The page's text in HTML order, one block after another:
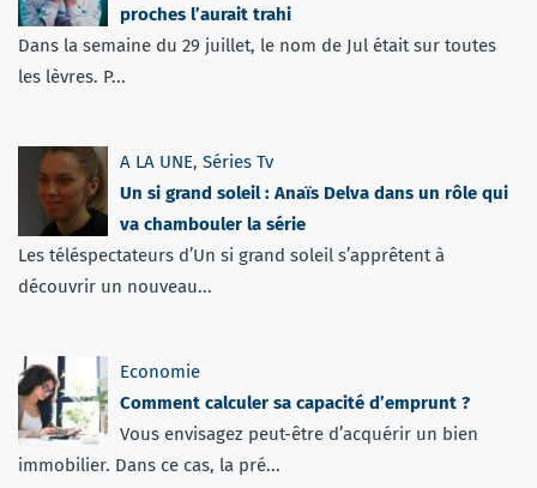
proches l’aurait trahi
Dans la semaine du 29 juillet, le nom de Jul était sur toutes
les lèvres. P...
A LA UNE, Séries Tv
Un si grand soleil : Anaïs Delva dans un rôle qui
va chambouler la série
Les téléspectateurs d’Un si grand soleil s’apprêtent à
découvrir un nouveau...
Economie
Comment calculer sa capacité d’emprunt ?
Vous envisagez peut-être d’acquérir un bien
immobilier. Dans ce cas, la pré...